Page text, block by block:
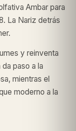
Ambar para
La Nariz detrás
y reinventa
paso a la
mientras el
moderno a la